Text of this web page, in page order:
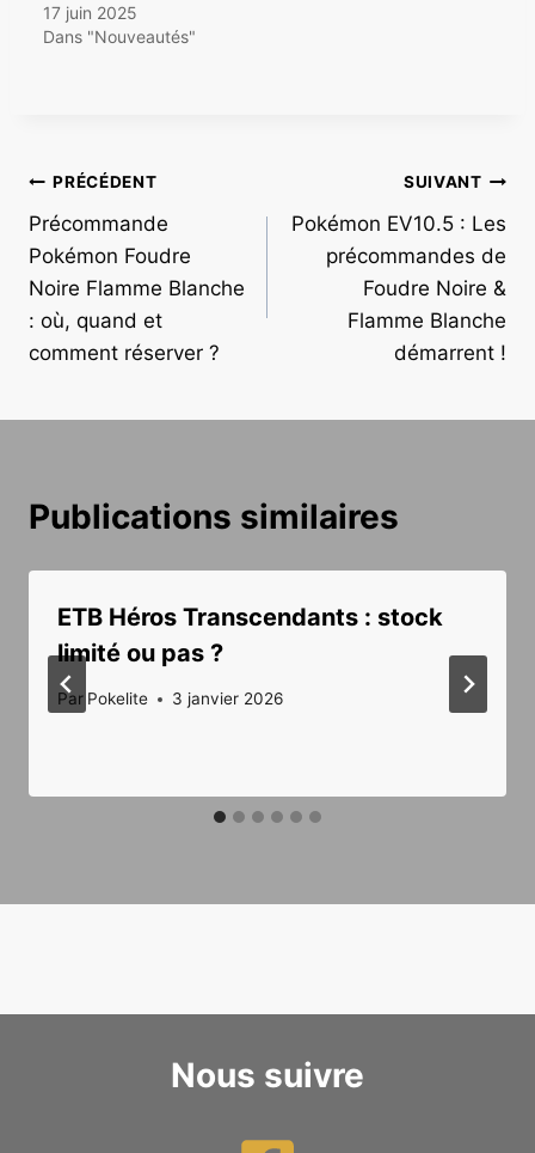
17 juin 2025
Dans "Nouveautés"
Navigation
de
l’article
PRÉCÉDENT
Précommande
Pokémon Foudre
Noire Flamme Blanche
: où, quand et
comment réserver ?
SUIVANT
Pokémon EV10.5 : Les
précommandes de
Foudre Noire &
Flamme Blanche
démarrent !
Publications similaires
ETB Héros Transcendants : stock
limité ou pas ?
Par Pokelite 3 janvier 2026
Nous suivre